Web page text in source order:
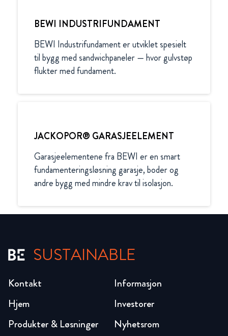
BEWI INDUSTRIFUNDAMENT
BEWI Industrifundament er utviklet spesielt
til bygg med sandwichpaneler — hvor gulvstøp
flukter med fundament.
JACKOPOR® GARASJEELEMENT
Garasjeelementene fra BEWI er en smart
fundamenteringsløsning garasje, boder og
andre bygg med mindre krav til isolasjon.
SUSTAINABLE
Hjem
Produkter & Løsninger
Investorer
Nyhetsrom
Kontakt Informasjon